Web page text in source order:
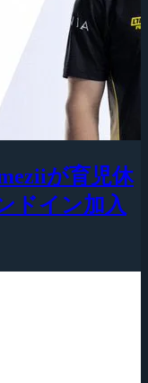
が育児休
ドイン加入